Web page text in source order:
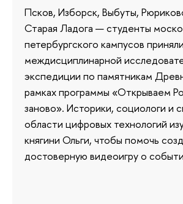
Псков, Изборск, Выбуты,
Старая Ладога — студенты
петербургского кампусов
междисциплинарной
экспедиции по памятникам
рамках программы «Открываем
заново». Историки, социологи и
области цифровых технологий
княгини Ольги, чтобы помочь
достоверную видеоигру о